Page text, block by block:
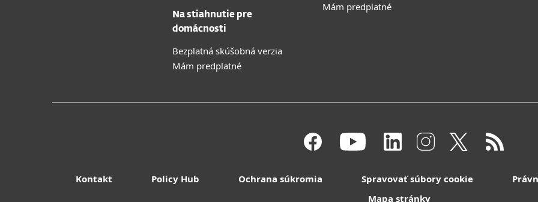
Na stiahnutie pre
domácnosti
Bezplatná skúšobná verzia
Mám predplatné
Mám predplatné
Kontakt Policy Hub Ochrana súkromia Spravovať súbory cookie
Mapa stránky